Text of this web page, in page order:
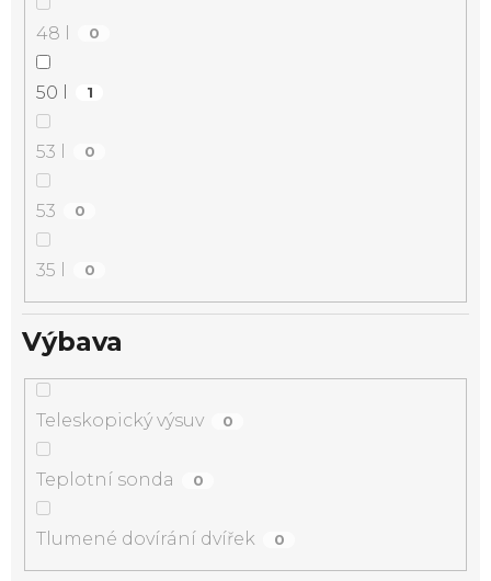
48 l 0
50 l 1
53 l 0
53 0
35 l 0
Výbava
Teleskopický výsuv 0
Teplotní sonda 0
Tlumené dovírání dvířek 0